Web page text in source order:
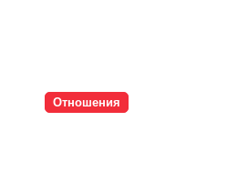
Отношения